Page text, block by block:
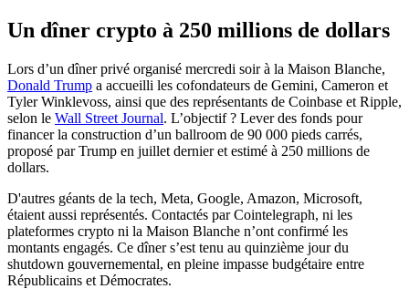
Un dîner crypto à 250 millions de dollars
Lors d’un dîner privé organisé mercredi soir à la Maison Blanche,
Donald Trump a accueilli les cofondateurs de Gemini, Cameron et
Tyler Winklevoss, ainsi que des représentants de Coinbase et Ripple,
selon le Wall Street Journal. L’objectif ? Lever des fonds pour
financer la construction d’un ballroom de 90 000 pieds carrés,
proposé par Trump en juillet dernier et estimé à 250 millions de
dollars.
D'autres géants de la tech, Meta, Google, Amazon, Microsoft,
étaient aussi représentés. Contactés par Cointelegraph, ni les
plateformes crypto ni la Maison Blanche n’ont confirmé les
montants engagés. Ce dîner s’est tenu au quinzième jour du
shutdown gouvernemental, en pleine impasse budgétaire entre
Républicains et Démocrates.